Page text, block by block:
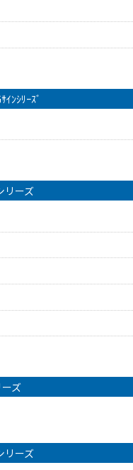
ﾝｼﾘｰｽﾞ
リーズ
ズ
リーズ